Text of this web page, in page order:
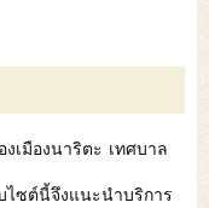
งเมืองนาริตะ เทศบาล
ไซต์นี้จึงแนะนำบริการ